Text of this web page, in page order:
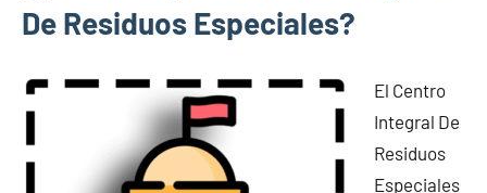
De Residuos Especiales?
El Centro
Integral De
Residuos
Especiales